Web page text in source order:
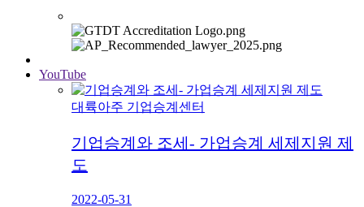
YouTube
대륙아주 기업승계센터
기업승계와 조세- 가업승계 세제지원 제
도
2022-05-31